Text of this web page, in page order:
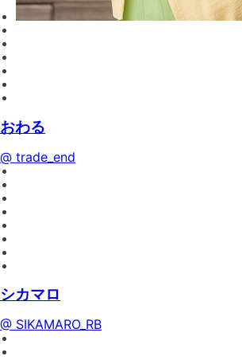
おわる
@ trade_end
シカマロ
@ SIKAMARO_RB